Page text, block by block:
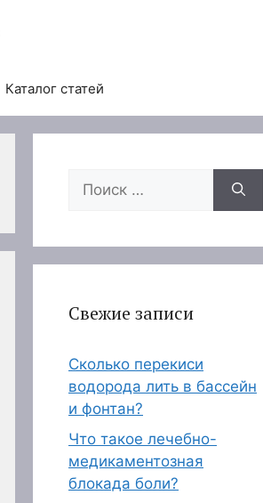
Каталог статей
Поиск:
Свежие записи
Сколько перекиси
водорода лить в бассейн
и фонтан?
Что такое лечебно-
медикаментозная
блокада боли?